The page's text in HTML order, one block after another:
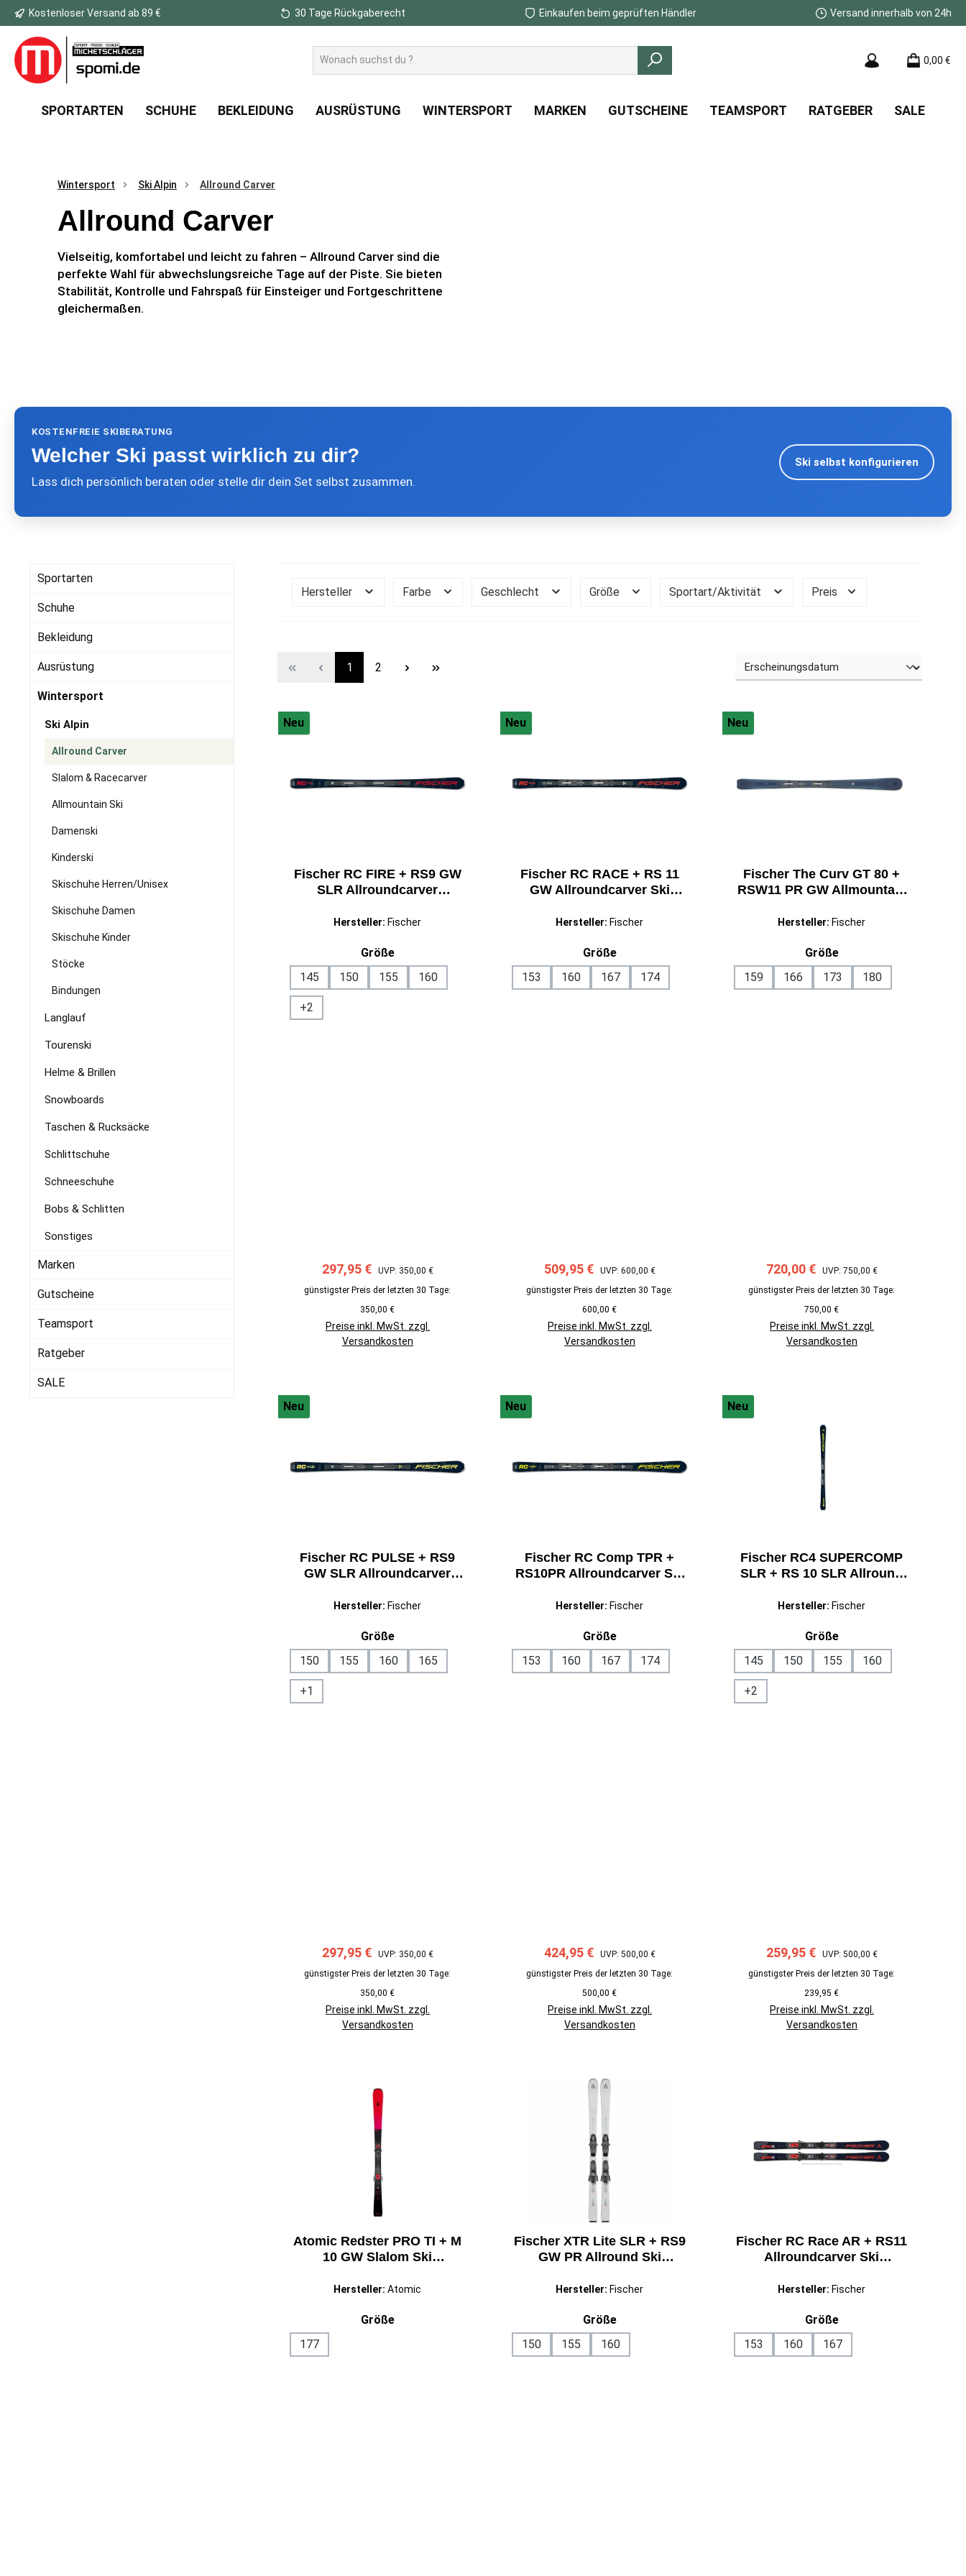
Hauptinhalt springen
Zur Suche springen
Zur Hauptnavigation springen
Kostenloser Versand ab 89 € 30 Tage Rückgaberecht Einkaufen beim geprüften Händler Versand innerhalb von 24h
0,00 €
SPORTARTEN SCHUHE BEKLEIDUNG AUSRÜSTUNG WINTERSPORT MARKEN GUTSCHEINE TEAMSPORT RATGEBER SALE
Wintersport Ski Alpin Allround Carver
Allround Carver
Vielseitig, komfortabel und leicht zu fahren – Allround Carver sind die
perfekte Wahl für abwechslungsreiche Tage auf der Piste. Sie bieten
Stabilität, Kontrolle und Fahrspaß für Einsteiger und Fortgeschrittene
gleichermaßen.
KOSTENFREIE SKIBERATUNG
Welcher Ski passt wirklich zu dir?
Lass dich persönlich beraten oder stelle dir dein Set selbst zusammen.
Ski selbst konfigurieren
Sportarten
Schuhe
Bekleidung
Ausrüstung
Wintersport
Ski Alpin
Allround Carver
Slalom & Racecarver
Allmountain Ski
Damenski
Kinderski
Skischuhe Herren/Unisex
Skischuhe Damen
Skischuhe Kinder
Stöcke
Bindungen
Langlauf
Tourenski
Helme & Brillen
Snowboards
Taschen & Rucksäcke
Schlittschuhe
Schneeschuhe
Bobs & Schlitten
Sonstiges
Marken
Gutscheine
Teamsport
Ratgeber
SALE
Hersteller Farbe Geschlecht Größe Sportart/Aktivität Preis
Seite
1 Seite
2
Neu
Fischer RC FIRE + RS9 GW
SLR Allroundcarver
Hersteller: Fischer
Größeauswählen
145
150 155 160
+2
Verkaufspreis:
297,95 € Regulärer Preis:
UVP: 350,00 €
günstigster Preis der letzten 30 Tage:
350,00 €
Preise inkl. MwSt. zzgl.
Versandkosten
Neu
Fischer RC RACE + RS 11
GW Allroundcarver Ski
Hersteller: Fischer
Größeauswählen
153
160 167 174
Verkaufspreis:
509,95 € Regulärer Preis:
UVP: 600,00 €
günstigster Preis der letzten 30 Tage:
600,00 €
Preise inkl. MwSt. zzgl.
Versandkosten
Neu
Fischer The Curv GT 80 +
RSW11 PR GW Allmountain
blau
Hersteller: Fischer
Größeauswählen
159
166 173 180
Verkaufspreis:
720,00 € Regulärer Preis:
UVP: 750,00 €
günstigster Preis der letzten 30 Tage:
750,00 €
Preise inkl. MwSt. zzgl.
Versandkosten
Neu
Fischer RC PULSE + RS9
GW SLR Allroundcarver
Hersteller: Fischer
Größeauswählen
150
155 160 165
+1
Verkaufspreis:
297,95 € Regulärer Preis:
UVP: 350,00 €
günstigster Preis der letzten 30 Tage:
350,00 €
Preise inkl. MwSt. zzgl.
Versandkosten
Neu
Fischer RC Comp TPR +
RS10PR Allroundcarver Ski
dunkelblau
Hersteller: Fischer
Größeauswählen
153
160 167 174
Verkaufspreis:
424,95 € Regulärer Preis:
UVP: 500,00 €
günstigster Preis der letzten 30 Tage:
500,00 €
Preise inkl. MwSt. zzgl.
Versandkosten
Neu
Fischer RC4 SUPERCOMP
SLR + RS 10 SLR Allround
schwarz/gelb
Hersteller: Fischer
Größeauswählen
145
150 155 160
+2
Verkaufspreis:
259,95 € Regulärer Preis:
UVP: 500,00 €
günstigster Preis der letzten 30 Tage:
239,95 €
Preise inkl. MwSt. zzgl.
Versandkosten
Atomic Redster PRO TI + M
10 GW Slalom Ski
Hersteller:Atomic
Größeauswählen
177
Fischer XTR Lite SLR + RS9
GW PR Allround Ski
Hersteller: Fischer
Größeauswählen
150
155 160
Fischer RC Race AR + RS11
Allroundcarver Ski
dunkelblau
Hersteller: Fischer
Größeauswählen
153
160 167